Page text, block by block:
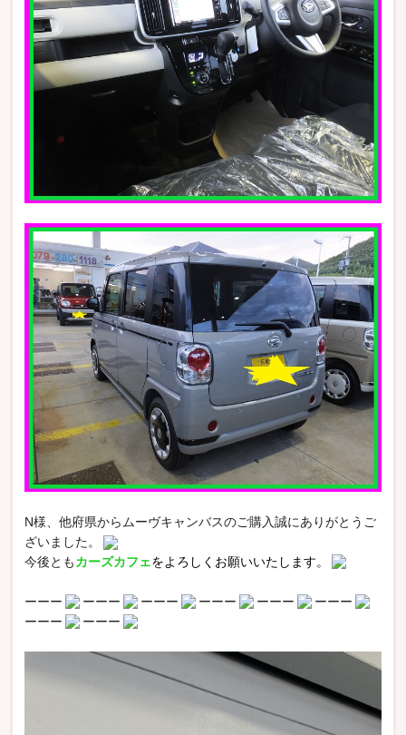
N様、他府県からムーヴキャンバスのご購入誠にありがとうご
ざいました。
今後ともカーズカフェをよろしくお願いいたします。
ーーー ーーー ーーー ーーー ーーー
ーーー
ーーー
ーーー